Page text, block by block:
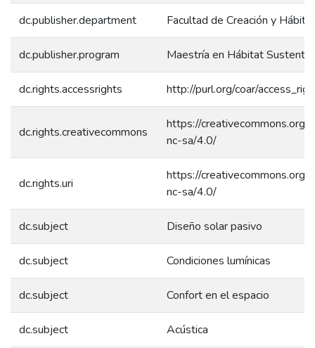
dc.publisher.department Facultad de Creación y Hábitat
dc.publisher.program Maestría en Hábitat
dc.rights.accessrights http://purl.org/coar/
dc.rights.creativecommons
https://creativecommons.org/
nc-sa/4.0/
dc.rights.uri
https://creativecommons.org/
nc-sa/4.0/
dc.subject Diseño solar pasivo
dc.subject Condiciones lumínicas
dc.subject Confort en el espacio
dc.subject Acústica